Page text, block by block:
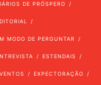
DE PRÓSPERO
MODO DE PERGUNTAR
ESTENDAIS
EXPECTORAÇÃO